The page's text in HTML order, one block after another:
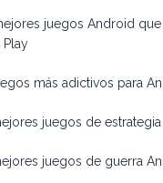
juegos Android
más adictivos para
juegos de
juegos de guerra